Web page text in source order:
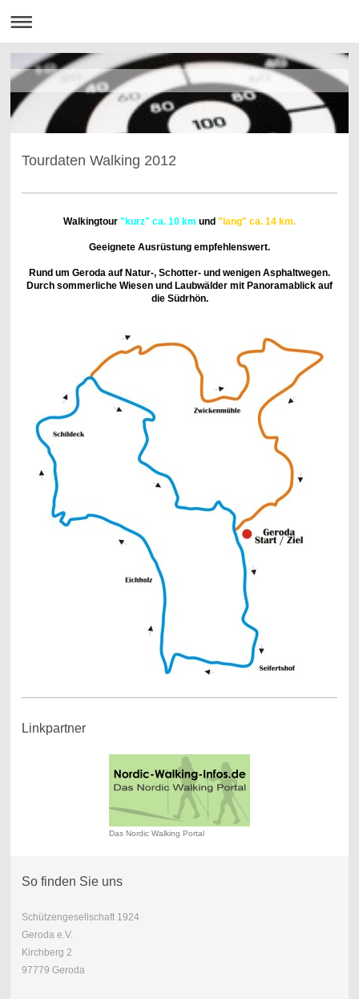
Tourdaten Walking 2012
Walkingtour "kurz" ca. 10 km und "lang" ca. 14 km.
Geeignete Ausrüstung empfehlenswert.
Rund um Geroda auf Natur-, Schotter- und wenigen Asphaltwegen.
Durch sommerliche Wiesen und Laubwälder mit Panoramablick auf
die Südrhön.
Linkpartner
Das Nordic Walking Portal
So finden Sie uns
Schützengesellschaft 1924
Geroda e.V.
Kirchberg 2
97779 Geroda